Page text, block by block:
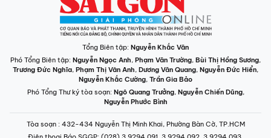
Tổng Biên tập: Nguyễn Khắc Văn
Phó Tổng Biên tập: Nguyễn Ngọc Anh, Phạm Văn Trường, Bùi Thị Hồng Sương,
Trương Đức Nghĩa, Phạm Thị Vân Anh, Dương Văn Quang, Nguyễn Đức Hiển,
Nguyễn Khắc Cường, Trần Gia Bảo
Phó Tổng Thư ký tòa soạn: Ngô Quang Trưởng, Nguyễn Chiến Dũng,
Nguyễn Phước Bình
Tòa soạn : 432-434 Nguyễn Thị Minh Khai, Phường Bàn Cờ, TP.HCM